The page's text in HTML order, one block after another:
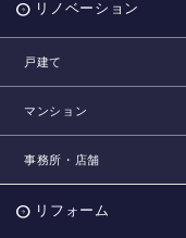
リノベーション
戸建て
マンション
事務所・店舗
リフォーム